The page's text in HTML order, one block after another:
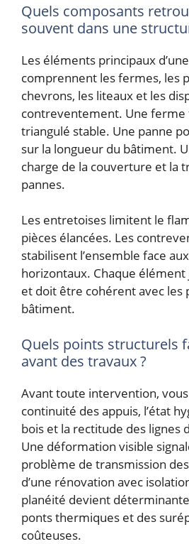
Quels composants
souvent dans une
Les éléments principaux
comprennent les fermes, les
chevrons, les liteaux et les
contreventement. Une ferme
triangulé stable. Une panne
sur la longueur du bâtiment.
charge de la couverture et la
pannes.
Les entretoises limitent le
pièces élancées. Les
stabilisent l’ensemble face
horizontaux. Chaque
et doit être cohérent avec les
bâtiment.
Quels points structurels
avant des travaux ?
Avant toute intervention,
continuité des appuis, l’état
bois et la rectitude des lignes
Une déformation visible
problème de transmission
d’une rénovation avec
planéité devient
ponts thermiques et des
coûteuses.